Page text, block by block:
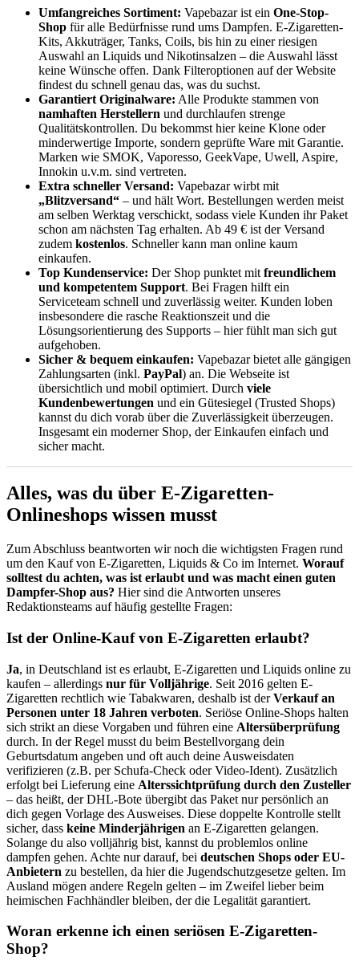
Umfangreiches Sortiment: Vapebazar ist ein One-Stop-
Shop für alle Bedürfnisse rund ums Dampfen. E-Zigaretten-
Kits, Akkuträger, Tanks, Coils, bis hin zu einer riesigen
Auswahl an Liquids und Nikotinsalzen – die Auswahl lässt
keine Wünsche offen. Dank Filteroptionen auf der Website
findest du schnell genau das, was du suchst.
Garantiert Originalware: Alle Produkte stammen von
namhaften Herstellern und durchlaufen strenge
Qualitätskontrollen. Du bekommst hier keine Klone oder
minderwertige Importe, sondern geprüfte Ware mit Garantie.
Marken wie SMOK, Vaporesso, GeekVape, Uwell, Aspire,
Innokin u.v.m. sind vertreten.
Extra schneller Versand: Vapebazar wirbt mit
„Blitzversand“ – und hält Wort. Bestellungen werden meist
am selben Werktag verschickt, sodass viele Kunden ihr Paket
schon am nächsten Tag erhalten. Ab 49 € ist der Versand
zudem kostenlos. Schneller kann man online kaum
einkaufen.
Top Kundenservice: Der Shop punktet mit freundlichem
und kompetentem Support. Bei Fragen hilft ein
Serviceteam schnell und zuverlässig weiter. Kunden loben
insbesondere die rasche Reaktionszeit und die
Lösungsorientierung des Supports – hier fühlt man sich gut
aufgehoben.
Sicher & bequem einkaufen: Vapebazar bietet alle gängigen
Zahlungsarten (inkl. PayPal) an. Die Webseite ist
übersichtlich und mobil optimiert. Durch viele
Kundenbewertungen und ein Gütesiegel (Trusted Shops)
kannst du dich vorab über die Zuverlässigkeit überzeugen.
Insgesamt ein moderner Shop, der Einkaufen einfach und
sicher macht.
Alles, was du über E-Zigaretten-
Onlineshops wissen musst
Zum Abschluss beantworten wir noch die wichtigsten Fragen rund
um den Kauf von E-Zigaretten, Liquids & Co im Internet. Worauf
solltest du achten, was ist erlaubt und was macht einen guten
Dampfer-Shop aus? Hier sind die Antworten unseres
Redaktionsteams auf häufig gestellte Fragen:
Ist der Online-Kauf von E-Zigaretten erlaubt?
Ja, in Deutschland ist es erlaubt, E-Zigaretten und Liquids online zu
kaufen – allerdings nur für Volljährige. Seit 2016 gelten E-
Zigaretten rechtlich wie Tabakwaren, deshalb ist derVerkauf an
Personen unter 18 Jahren verboten. Seriöse Online-Shops halten
sich strikt an diese Vorgaben und führen eine Altersüberprüfung
durch. In der Regel musst du beim Bestellvorgang dein
Geburtsdatum angeben und oft auch deine Ausweisdaten
verifizieren (z.B. per Schufa-Check oder Video-Ident). Zusätzlich
erfolgt bei Lieferung eine Alterssichtprüfung durch den Zusteller
– das heißt, der DHL-Bote übergibt das Paket nur persönlich an
dich gegen Vorlage des Ausweises. Diese doppelte Kontrolle stellt
sicher, dass keine Minderjährigen an E-Zigaretten gelangen.
Solange du also volljährig bist, kannst du problemlos online
dampfen gehen. Achte nur darauf, bei deutschen Shops oder EU-
Anbietern zu bestellen, da hier die Jugendschutzgesetze gelten. Im
Ausland mögen andere Regeln gelten – im Zweifel lieber beim
heimischen Fachhändler bleiben, der die Legalität garantiert.
Woran erkenne ich einen seriösen E-Zigaretten-
Shop?